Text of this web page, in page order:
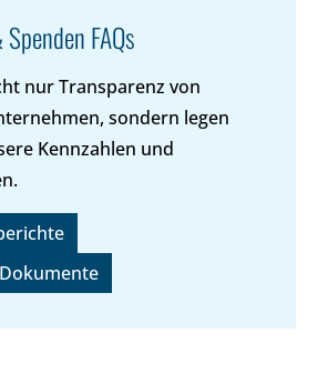
FAQs
nur Transparenz von
sondern legen
Kennzahlen und